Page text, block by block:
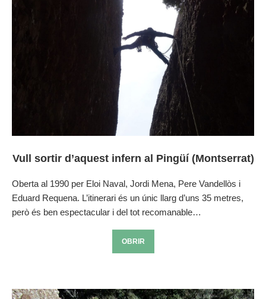
Vull sortir d’aquest infern al Pingüí (Montserrat)
Oberta al 1990 per Eloi Naval, Jordi Mena, Pere Vandellòs i
Eduard Requena. L’itinerari és un únic llarg d’uns 35 metres,
però és ben espectacular i del tot recomanable…
OBRIR